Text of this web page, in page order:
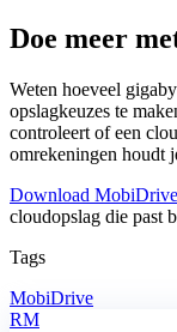
Doe meer
Weten hoeveel
opslagkeuzes te
controleert of een
omrekeningen houdt
Download MobiDrive
cloudopslag die past
Tags
MobiDrive
RM